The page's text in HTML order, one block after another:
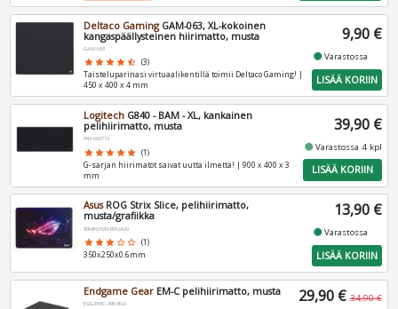
Deltaco GamingGAM-063, XL-kokoinen
kangaspäällysteinen hiirimatto, musta
GAM-063
star star star star star_half (3)
Taisteluparinasi virtuaalikentillä toimii Deltaco Gaming! |
450 x 400 x 4 mm
9,90 €
fiber_manual_recordVarastossa
LISÄÄ KORIIN
Logitech G840 - BAM - XL, kankainen
pelihiirimatto, musta
943-000778
star star star star star (1)
G-sarjan hiirimatot saivat uutta ilmettä! | 900 x 400 x 3
mm
39,90 €
fiber_manual_recordVarastossa 4 kpl
LISÄÄ KORIIN
AsusROG Strix Slice, pelihiirimatto,
musta/grafiikka
90MP01M0-BPUA00
star star star star_border star_border (1)
350x250x0.6mm
13,90 €
fiber_manual_recordVarastossa
LISÄÄ KORIIN
Endgame Gear EM-C pelihiirimatto, musta
EGG-EMC-490-BLK 29,90 € 34,90 €